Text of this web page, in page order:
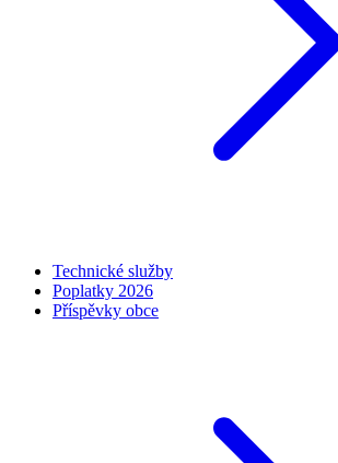
Technické služby
Poplatky 2026
Příspěvky obce